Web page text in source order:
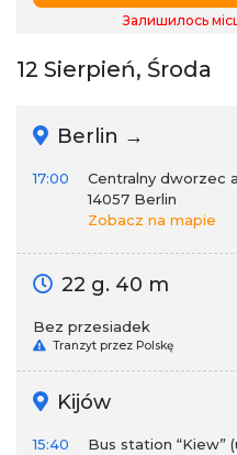
Залишилось
12 Sierpień, Środa
Berlin →
17:00
Centralny dworzec
14057 Berlin
Zobacz na mapie
22 g. 40 m
Bez przesiadek
Tranzyt przez Polskę
Kijów
15:40
Bus station “Kiew”